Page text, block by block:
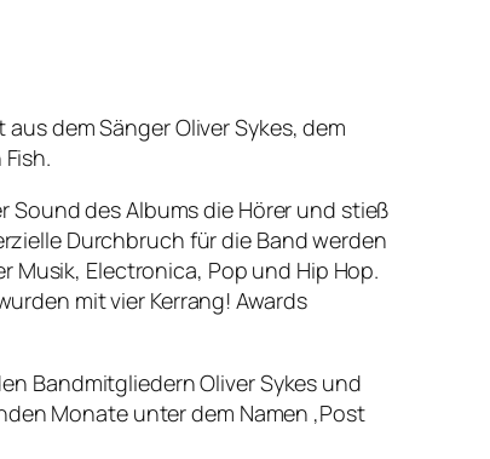
dem Sänger Oliver Sykes, dem
Sound des Albums die Hörer und stieß
Durchbruch für die Band werden
Electronica, Pop und Hip Hop.
mit vier Kerrang! Awards
Bandmitgliedern Oliver Sykes und
Monate unter dem Namen ‚Post